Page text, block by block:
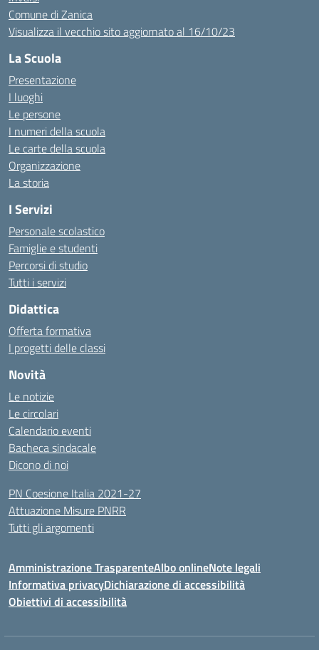
Comune di Zanica
Visualizza il vecchio sito aggiornato al 16/10/23
La Scuola
Presentazione
I luoghi
Le persone
I numeri della scuola
Le carte della scuola
Organizzazione
La storia
I Servizi
Personale scolastico
Famiglie e studenti
Percorsi di studio
Tutti i servizi
Didattica
Offerta formativa
I progetti delle classi
Novità
Le notizie
Le circolari
Calendario eventi
Bacheca sindacale
Dicono di noi
PN Coesione Italia 2021-27
Attuazione Misure PNRR
Tutti gli argomenti
Amministrazione TrasparenteAlbo onlineNote legali
Informativa privacyDichiarazione di accessibilità
Obiettivi di accessibilità